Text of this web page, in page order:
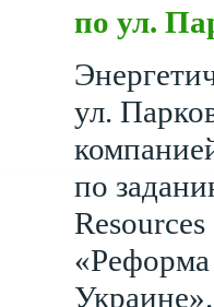
по ул.
ул.
по
«Реформа
Украине».